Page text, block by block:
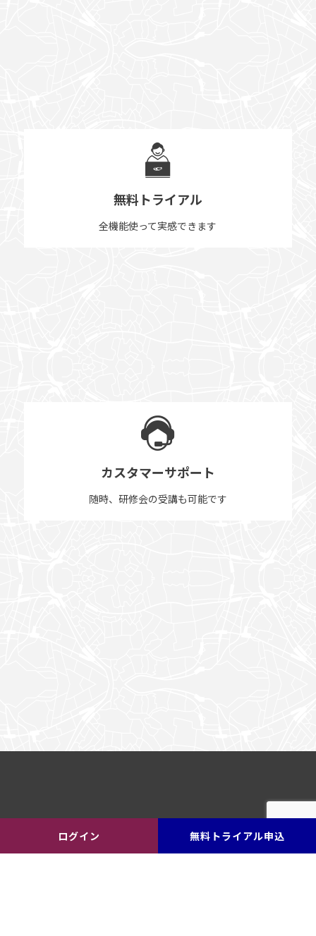
ログイン 無料トライアル申込
無料トライアル
全機能使って実感できます
カスタマーサポート
随時、研修会の受講も可能です